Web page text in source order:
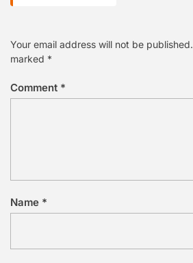
Your email address will not be published.
marked *
Comment *
Name *